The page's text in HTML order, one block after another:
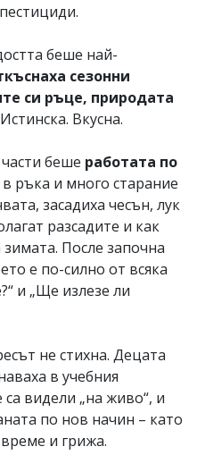
беше най-
сезонни
си ръце, природата
Вкусна.
беше работата по
ръка и много старание
засадиха чесън, лук
разсадите и как
зимата. После започна
е по-силно от всяка
и „Ще излезе ли
не стихна. Децата
в учебния
видели „на живо“, и
по нов начин – като
и грижа.